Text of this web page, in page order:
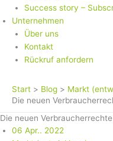
Success story –
Unternehmen
Über uns
Kontakt
Rückruf anfordern
Start Blog
Markt
Die neuen
Die neuen
06 Apr.. 2022